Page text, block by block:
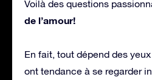
Voilà des questions
de l’amour!
En fait, tout dépend des
ont tendance à se regarder